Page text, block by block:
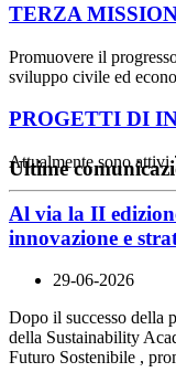
TERZA
Promuovere il
sviluppo civile ed
PROGETTI DI
Attualmente sono attivi
Ultime
Al via la II
innovazione e
29-06-2026
Dopo il successo della
della Sustainability
Futuro Sostenibile ,